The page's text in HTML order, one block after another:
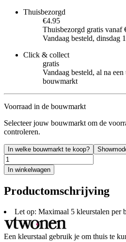
Thuisbezorgd
€4.95
Thuisbezorgd gratis vanaf
Vandaag besteld, dinsdag
Click & collect
gratis
Vandaag besteld, al na
bouwmarkt
Voorraad in de bouwmarkt
Selecteer jouw bouwmarkt om de
controleren.
In welke bouwmarkt te koop?
In winkelwagen
Productomschrijving
Let op: Maximaal 5 kleurstalen per
Een kleurstaal gebruik je om thuis te